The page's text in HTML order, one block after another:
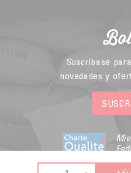
Suscríbase
novedades y
y